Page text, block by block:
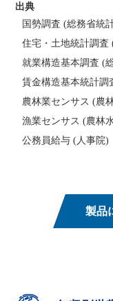
出典
国勢調査 (総務省統
住宅・土地統計調査
就業構造基本調査 (
賃金構造基本統計調
農林業センサス (農
漁業センサス (農林
公務員給与 (人事院)
製品